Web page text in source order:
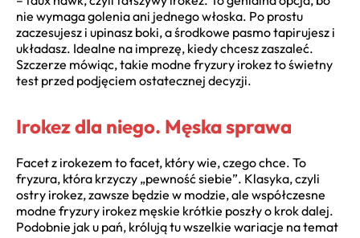
nie wymaga golenia ani jednego włoska. Po prostu
zaczesujesz i upinasz boki, a środkowe pasmo tapirujesz i
układasz. Idealne na imprezę, kiedy chcesz zaszaleć.
Szczerze mówiąc, takie modne fryzury irokez to świetny
test przed podjęciem ostatecznej decyzji.
Irokez dla niego. Męska sprawa
Facet z irokezem to facet, który wie, czego chce. To
fryzura, która krzyczy „pewność siebie”. Klasyka, czyli
ostry irokez, zawsze będzie w modzie, ale współczesne
modne fryzury irokez męskie krótkie poszły o krok dalej.
Podobnie jak u pań, królują tu wszelkie wariacje na temat